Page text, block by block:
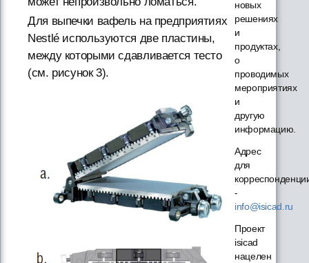
Для выпечки вафель на предприятиях
Nestlé используются две пластины,
между которыми сдавливается тесто
(см. рисунок 3).
новых
решениях
и
продуктах,
о
проводимых
мероприятиях
и
другую
информацию.
Адрес
для
-
info@isicad.ru
Проект
isicad
нацелен